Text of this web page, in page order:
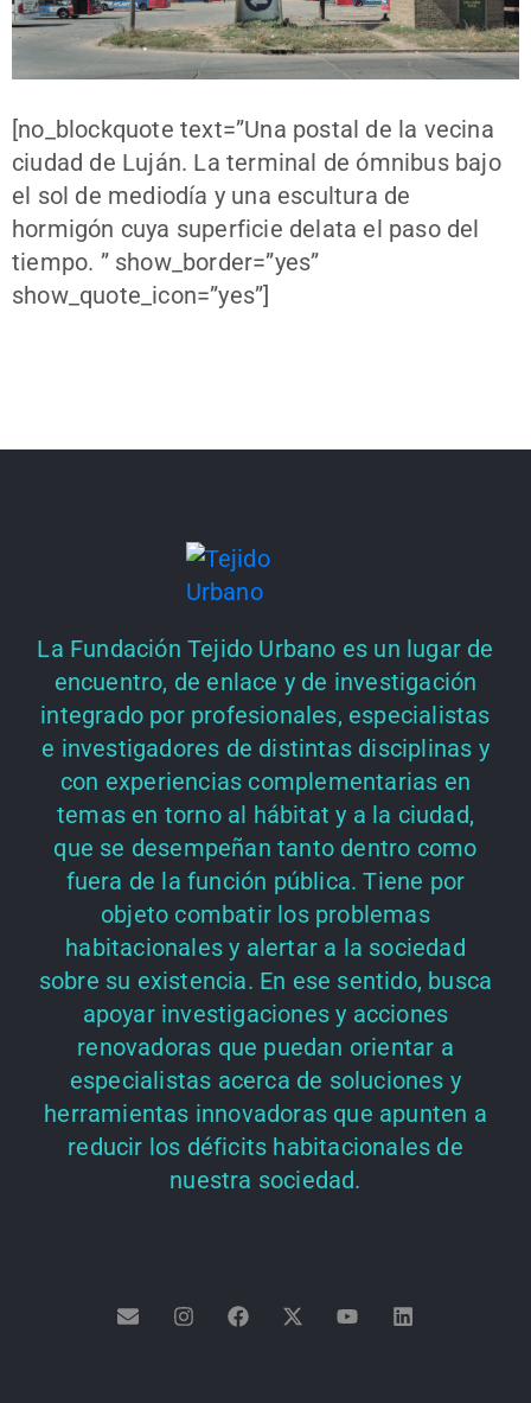
[no_blockquote text=”Una postal de la vecina
ciudad de Luján. La terminal de ómnibus bajo
el sol de mediodía y una escultura de
hormigón cuya superficie delata el paso del
tiempo. ” show_border=”yes”
show_quote_icon=”yes”]
La Fundación Tejido Urbano es un lugar de
encuentro, de enlace y de investigación
integrado por profesionales, especialistas
e investigadores de distintas disciplinas y
con experiencias complementarias en
temas en torno al hábitat y a la ciudad,
que se desempeñan tanto dentro como
fuera de la función pública. Tiene por
objeto combatir los problemas
habitacionales y alertar a la sociedad
sobre su existencia. En ese sentido, busca
apoyar investigaciones y acciones
renovadoras que puedan orientar a
especialistas acerca de soluciones y
herramientas innovadoras que apunten a
reducir los déficits habitacionales de
nuestra sociedad.